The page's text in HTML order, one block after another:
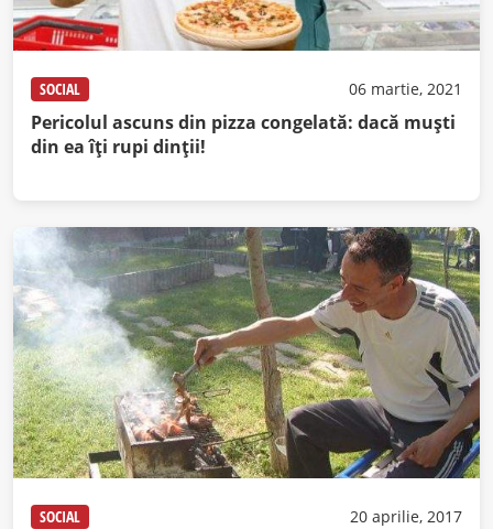
SOCIAL 06 martie, 2021
Pericolul ascuns din pizza congelată: dacă muști
din ea îți rupi dinții!
SOCIAL 20 aprilie, 2017